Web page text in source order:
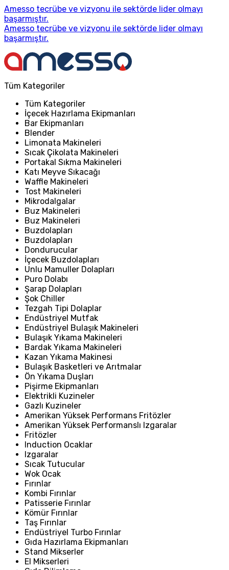
Amesso tecrübe ve vizyonu ile sektörde lider olmayı
başarmıştır.
Amesso tecrübe ve vizyonu ile sektörde lider olmayı
başarmıştır.
Tüm Kategoriler
Tüm Kategoriler
İçecek Hazırlama Ekipmanları
Bar Ekipmanları
Blender
Limonata Makineleri
Sıcak Çikolata Makineleri
Portakal Sıkma Makineleri
Katı Meyve Sıkacağı
Waffle Makineleri
Tost Makineleri
Mikrodalgalar
Buz Makineleri
Buz Makineleri
Buzdolapları
Buzdolapları
Dondurucular
İçecek Buzdolapları
Unlu Mamuller Dolapları
Puro Dolabı
Şarap Dolapları
Şok Chiller
Tezgah Tipi Dolaplar
Endüstriyel Mutfak
Endüstriyel Bulaşık Makineleri
Bulaşık Yıkama Makineleri
Bardak Yıkama Makineleri
Kazan Yıkama Makinesi
Bulaşık Basketleri ve Arıtmalar
Ön Yıkama Duşları
Pişirme Ekipmanları
Elektrikli Kuzineler
Gazlı Kuzineler
Amerikan Yüksek Performans Fritözler
Amerikan Yüksek Performanslı Izgaralar
Fritözler
Induction Ocaklar
Izgaralar
Sıcak Tutucular
Wok Ocak
Fırınlar
Kombi Fırınlar
Patisserie Fırınlar
Kömür Fırınlar
Taş Fırınlar
Endüstriyel Turbo Fırınlar
Gıda Hazırlama Ekipmanları
Stand Mikserler
El Mikserleri